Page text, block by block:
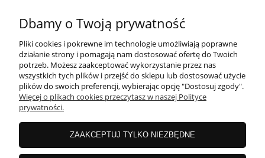
OBSŁUGA KLIENTA
MOJE KONTO
Dbamy o Twoją prywatność
Pliki cookies i pokrewne im technologie umożliwiają poprawne
działanie strony i pomagają nam dostosować ofertę do Twoich
potrzeb. Możesz zaakceptować wykorzystanie przez nas
wszystkich tych plików i przejść do sklepu lub dostosować użycie
plików do swoich preferencji, wybierając opcję "Dostosuj zgody".
Więcej o plikach cookies przeczytasz w naszej Polityce
prywatności.
ZAAKCEPTUJ TYLKO NIEZBĘDNE